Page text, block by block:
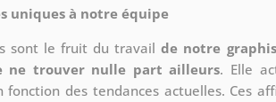
uniques à notre équipe
sont le fruit du travail de notre
ne trouver nulle part ailleurs. Elle
fonction des tendances actuelles. Ces